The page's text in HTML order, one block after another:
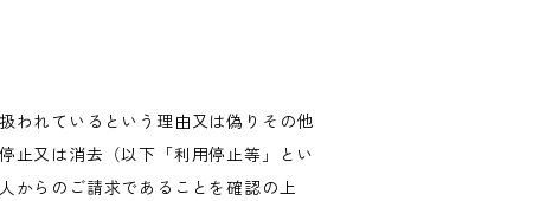
われているという理由又は偽りその他
止又は消去（以下「利用停止等」とい
からのご請求であることを確認の上